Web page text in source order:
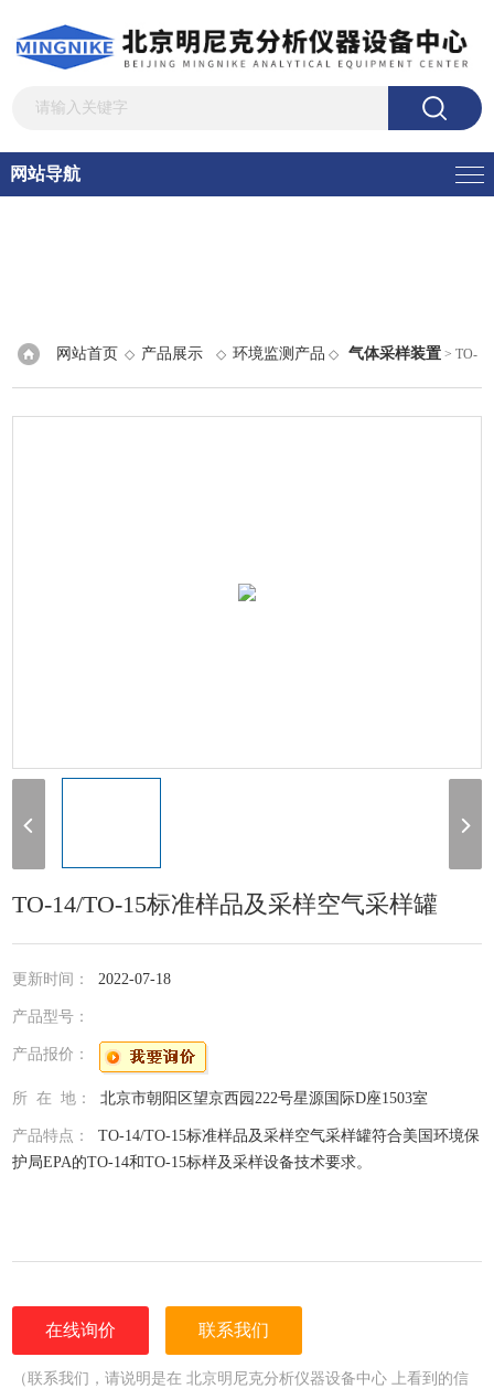
网站导航
网站首页 ◇ 产品展示 ◇环境监测产品 ◇气体采样装置 > TO-
14/TO-15标准样品及采样空气采样罐
TO-14/TO-15标准样品及采样空气采样罐
更新时间：2022-07-18
产品型号：
产品报价：
所 在 地：北京市朝阳区望京西园222号星源国际D座1503室
产品特点：TO-14/TO-15标准样品及采样空气采样罐符合美国环境保
护局EPA的TO-14和TO-15标样及采样设备技术要求。
在线询价 联系我们
（联系我们，请说明是在 北京明尼克分析仪器设备中心 上看到的信